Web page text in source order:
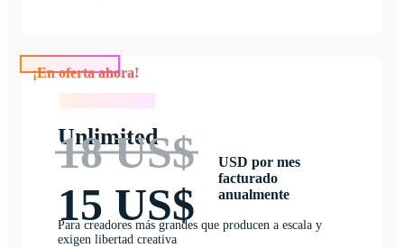
Unlimited
18 US$
15 US$
USD por mes
facturado
anualmente
Para creadores más grandes que producen a escala y
exigen libertad creativa